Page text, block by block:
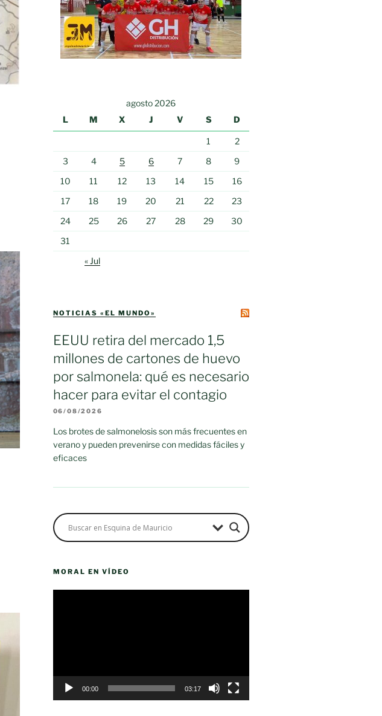
agosto 2026
L
M X J V S D
1
2
3
4 5 6 7 8
9
10
11 12 13 14 15
16
17
18 19 20 21 22
23
24
25 26 27 28 29
30
31
« Jul
NOTICIAS «EL MUNDO»
EEUU retira del mercado 1,5
millones de cartones de huevo
por salmonela: qué es necesario
hacer para evitar el contagio
06/08/2026
Los brotes de salmonelosis son más frecuentes en
verano y pueden prevenirse con medidas fáciles y
eficaces
MORAL EN VÍDEO
00:00 03:17